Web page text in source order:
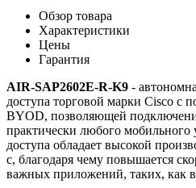
Обзор товара
Характеристики
Цены
Гарантия
AIR-SAP2602E-R-K9 -
доступа торговой марки Cisco с
BYOD, позволяющей
практически любого мобильного
доступа обладает высокой
с, благодаря чему повышается
важных приложений, таких, как